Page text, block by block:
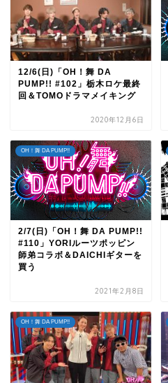
12/6(日)「OH！舞 DA
PUMP!! #102」栃木ロケ最終
回＆TOMOドラマメイキング
2020年12月6日
OH！舞 DA PUMP!!
2/7(日)「OH！舞 DA PUMP!!
#110」YORIルーツポッピン
師弟コラボ＆DAICHIギターを
買う
2021年2月8日
OH！舞 DA PUMP!!